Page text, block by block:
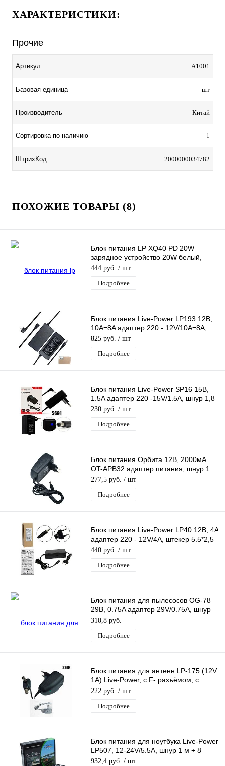
ХАРАКТЕРИСТИКИ:
Прочие
Артикул A1001
Базовая единица шт
Производитель Китай
Сортировка по наличию 1
ШтрихКод 2000000034782
ПОХОЖИЕ ТОВАРЫ (8)
Блок питания LP XQ40 PD 20W
зарядное устройство 20W белый,
вход Type-C, с кабелем Type-C - Type-
C
444 руб. / шт
Подробнее
Блок питания Live-Power LP193 12В,
10A=8A адаптер 220 - 12V/10A=8A,
шнур 1,2 м, штекер 5.5*2,5 мм
825 руб. / шт
Подробнее
Блок питания Live-Power SP16 15В,
1.5A адаптер 220 -15V/1.5A, шнур 1,8
м, штекер 4,0*1,7 мм (черный)
230 руб. / шт
Подробнее
Блок питания Орбита 12В, 2000мА
OT-APB32 адаптер питания, шнур 1
м, штекер 5,5*2,5 мм
277,5 руб. / шт
Подробнее
Блок питания Live-Power LP40 12В, 4A
адаптер 220 - 12V/4A, штекер 5.5*2,5
мм
440 руб. / шт
Подробнее
Блок питания для пылесосов OG-78
29В, 0.75A адаптер 29V/0.75A, шнур
1,2 м, штекер 5.5*2,5 мм
310,8 руб.
Подробнее
Блок питания для антенн LP-175 (12V
1A) Live-Power, c F- разъёмом, с
инжектором питания
222 руб. / шт
Подробнее
Блок питания для ноутбука Live-Power
LP507, 12-24V/5.5A, шнур 1 м + 8
Насадок
932,4 руб. / шт